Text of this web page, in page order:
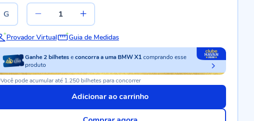
G
Provador Virtual Guia de Medidas
Ganhe2 bilhetes econcorra a uma BMW X1comprando esse
produto
Você pode acumular até 1.250 bilhetes para concorrer
Adicionar ao carrinho